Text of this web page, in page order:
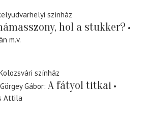
színház
hol a stukker?
m.v.
színház
Gábor A fátyol titkai
Attila